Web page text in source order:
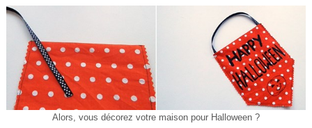
Alors, vous décorez votre maison pour Halloween ?